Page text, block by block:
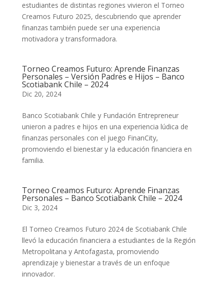
estudiantes de distintas regiones vivieron el Torneo
Creamos Futuro 2025, descubriendo que aprender
finanzas también puede ser una experiencia
motivadora y transformadora.
Torneo Creamos Futuro: Aprende Finanzas
Personales – Versión Padres e Hijos – Banco
Scotiabank Chile – 2024
Dic 20, 2024
Banco Scotiabank Chile y Fundación Entrepreneur
unieron a padres e hijos en una experiencia lúdica de
finanzas personales con el juego FinanCity,
promoviendo el bienestar y la educación financiera en
familia.
Torneo Creamos Futuro: Aprende Finanzas
Personales – Banco Scotiabank Chile – 2024
Dic 3, 2024
El Torneo Creamos Futuro 2024 de Scotiabank Chile
llevó la educación financiera a estudiantes de la Región
Metropolitana y Antofagasta, promoviendo
aprendizaje y bienestar a través de un enfoque
innovador.